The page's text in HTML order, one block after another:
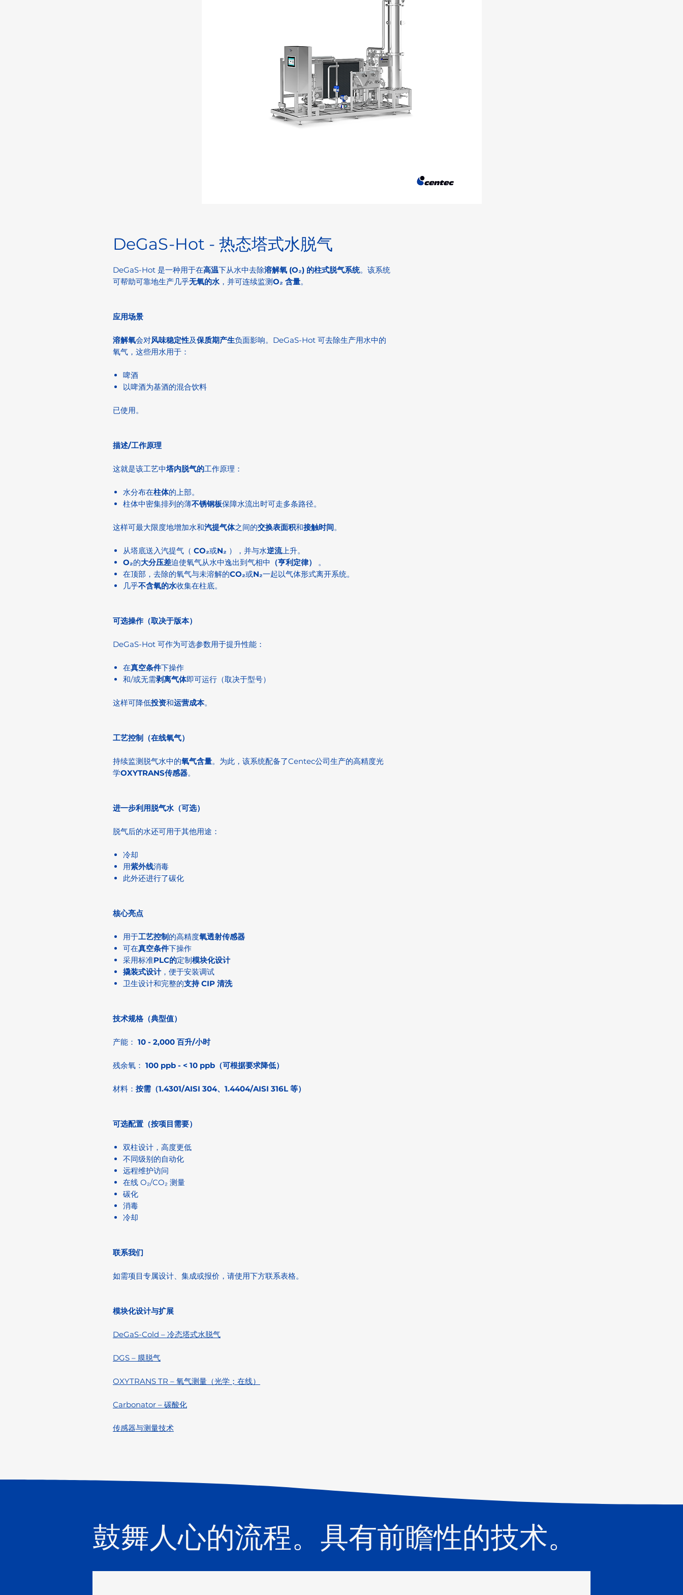
DeGaS-Hot - 热态塔式水脱气
DeGaS-Hot 是一种用于在高温下从水中去除溶解氧 (O₂) 的柱式脱气系统。该系统
可帮助可靠地生产几乎无氧的水，并可连续监测O₂ 含量。
应用场景
溶解氧会对风味稳定性及保质期产生负面影响。DeGaS-Hot 可去除生产用水中的
氧气，这些用水用于：
啤酒
以啤酒为基酒的混合饮料
已使用。
描述/工作原理
这就是该工艺中塔内脱气的工作原理：
水分布在柱体的上部。
柱体中密集排列的薄不锈钢板保障水流出时可走多条路径。
这样可最大限度地增加水和汽提气体之间的交换表面积和接触时间。
从塔底送入汽提气（ CO₂或N₂ ），并与水逆流上升。
O₂的大分压差迫使氧气从水中逸出到气相中 （亨利定律）
。
在顶部，去除的氧气与未溶解的CO₂或N₂一起以气体形式离开系统。
几乎不含氧的水收集在柱底。
可选操作（取决于版本）
DeGaS-Hot 可作为可选参数用于提升性能：
在真空条件下操作
和/或无需剥离气体即可运行（取决于型号）
这样可降低投资和运营成本。
工艺控制（在线氧气）
持续监测脱气水中的氧气含量。为此，该系统配备了Centec公司生产的高精度光
学OXYTRANS传感器。
进一步利用脱气水（可选）
脱气后的水还可用于其他用途：
冷却
用紫外线消毒
此外还进行了碳化
核心亮点
用于工艺控制的高精度氧透射传感器
可在真空条件下操作
采用标准PLC的定制模块化设计
撬装式设计，便于安装调试
卫生设计和完整的支持 CIP 清洗
技术规格（典型值）
产能： 10 - 2,000 百升/小时
残余氧： 100 ppb - < 10 ppb（可根据要求降低）
材料： 按需（1.4301/AISI 304、1.4404/AISI 316L 等）
可选配置（按项目需要）
双柱设计，高度更低
不同级别的自动化
远程维护访问
在线 O₂/CO₂ 测量
碳化
消毒
冷却
联系我们
如需项目专属设计、集成或报价，请使用下方联系表格。
模块化设计与扩展
DeGaS-Cold – 冷态塔式水脱气
DGS – 膜脱气
OXYTRANS TR – 氧气测量（光学；在线）
Carbonator – 碳酸化
传感器与测量技术
鼓舞人心的流程。具有前瞻性的技术。